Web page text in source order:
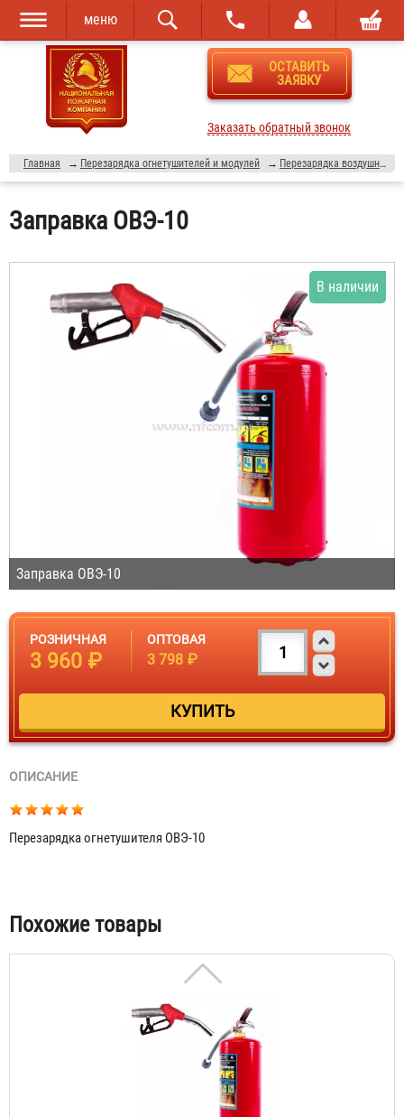
Перейти к
основному
содержанию
Skip to
navigation
меню
ОСТАВИТЬ
ЗАЯВКУ
Заказать обратный звонок
Главная → Перезарядка огнетушителей и модулей → Перезарядка воздушно-эмульсионных огнетушителей
Заправка ОВЭ-10
Заправка ОВЭ-10
В наличии
РОЗНИЧНАЯ
3 960 ₽
ОПТОВАЯ
3 798 ₽
ОПИСАНИЕ
Перезарядка огнетушителя ОВЭ-10
Табы
Похожие товары
Заправка ОВЭ-2